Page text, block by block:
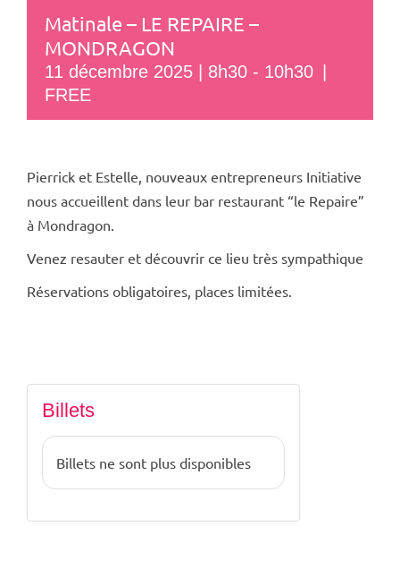
Matinale – LE REPAIRE –
MONDRAGON
11 décembre 2025 | 8h30 - 10h30
FREE
Pierrick et Estelle, nouveaux entrepreneurs Initiative
nous accueillent dans leur bar restaurant “le Repaire”
à Mondragon.
Venez resauter et découvrir ce lieu très sympathique
Réservations obligatoires, places limitées.
Billets
Billets ne sont plus disponibles